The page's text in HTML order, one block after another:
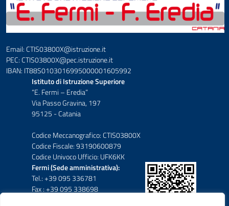
Email: CTIS03800X@istruzione.it
PEC: CTIS03800X@pec.istruzione.it
IBAN: IT88S0103016995000001605992
Istituto di Istruzione Superiore
“E. Fermi – Eredia”
Via Passo Gravina, 197
95125 - Catania
Codice Meccanografico: CTIS03800X
Codice Fiscale: 93190600879
Codice Univoco Ufficio: UFK6KK
Fermi (Sede amministrativa):
Tel.: +39 095 336781
Fax : +39 095 338698